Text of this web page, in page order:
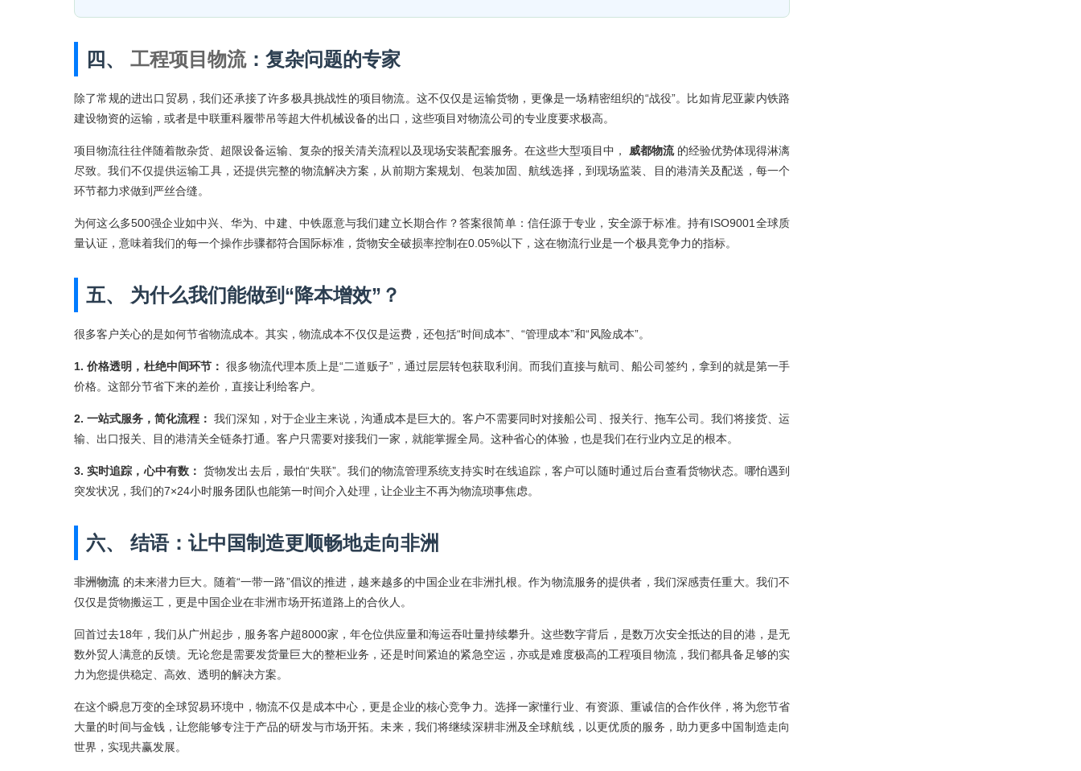
四、 工程项目物流：复杂问题的专家
除了常规的进出口贸易，我们还承接了许多极具挑战性的项目物流。这不仅仅是运输货物，更像是一场精密组织的“战役”。比如肯尼亚蒙内铁路
建设物资的运输，或者是中联重科履带吊等超大件机械设备的出口，这些项目对物流公司的专业度要求极高。
项目物流往往伴随着散杂货、超限设备运输、复杂的报关清关流程以及现场安装配套服务。在这些大型项目中， 威都物流 的经验优势体现得淋漓
尽致。我们不仅提供运输工具，还提供完整的物流解决方案，从前期方案规划、包装加固、航线选择，到现场监装、目的港清关及配送，每一个
环节都力求做到严丝合缝。
为何这么多500强企业如中兴、华为、中建、中铁愿意与我们建立长期合作？答案很简单：信任源于专业，安全源于标准。持有ISO9001全球质
量认证，意味着我们的每一个操作步骤都符合国际标准，货物安全破损率控制在0.05%以下，这在物流行业是一个极具竞争力的指标。
五、 为什么我们能做到“降本增效”？
很多客户关心的是如何节省物流成本。其实，物流成本不仅仅是运费，还包括“时间成本”、“管理成本”和“风险成本”。
1. 价格透明，杜绝中间环节：很多物流代理本质上是“二道贩子”，通过层层转包获取利润。而我们直接与航司、船公司签约，拿到的就是第一手
价格。这部分节省下来的差价，直接让利给客户。
2. 一站式服务，简化流程：我们深知，对于企业主来说，沟通成本是巨大的。客户不需要同时对接船公司、报关行、拖车公司。我们将接货、运
输、出口报关、目的港清关全链条打通。客户只需要对接我们一家，就能掌握全局。这种省心的体验，也是我们在行业内立足的根本。
3. 实时追踪，心中有数：货物发出去后，最怕“失联”。我们的物流管理系统支持实时在线追踪，客户可以随时通过后台查看货物状态。哪怕遇到
突发状况，我们的7×24小时服务团队也能第一时间介入处理，让企业主不再为物流琐事焦虑。
六、 结语：让中国制造更顺畅地走向非洲
非洲物流 的未来潜力巨大。随着“一带一路”倡议的推进，越来越多的中国企业在非洲扎根。作为物流服务的提供者，我们深感责任重大。我们不
仅仅是货物搬运工，更是中国企业在非洲市场开拓道路上的合伙人。
回首过去18年，我们从广州起步，服务客户超8000家，年仓位供应量和海运吞吐量持续攀升。这些数字背后，是数万次安全抵达的目的港，是无
数外贸人满意的反馈。无论您是需要发货量巨大的整柜业务，还是时间紧迫的紧急空运，亦或是难度极高的工程项目物流，我们都具备足够的实
力为您提供稳定、高效、透明的解决方案。
在这个瞬息万变的全球贸易环境中，物流不仅是成本中心，更是企业的核心竞争力。选择一家懂行业、有资源、重诚信的合作伙伴，将为您节省
大量的时间与金钱，让您能够专注于产品的研发与市场开拓。未来，我们将继续深耕非洲及全球航线，以更优质的服务，助力更多中国制造走向
世界，实现共赢发展。